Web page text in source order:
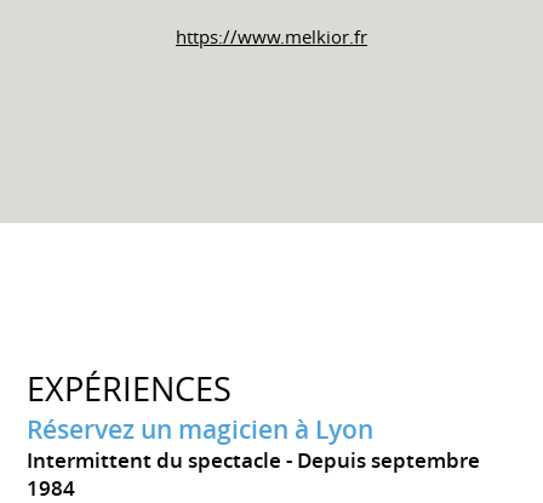
https://www.melkior.fr
EXPÉRIENCES
Réservez un magicien à Lyon
Intermittent du spectacle
Depuis septembre
1984